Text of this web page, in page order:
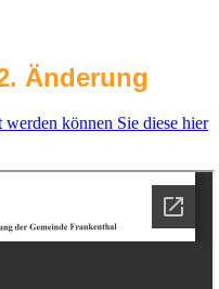
Änderung
können Sie diese hier